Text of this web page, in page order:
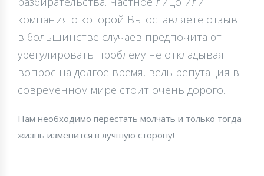
компания о которой Вы оставляете отзыв
в большинстве случаев предпочитают
урегулировать проблему не откладывая
вопрос на долгое время, ведь репутация в
современном мире стоит очень дорого.
Нам необходимо перестать молчать и только тогда
жизнь изменится в лучшую сторону!